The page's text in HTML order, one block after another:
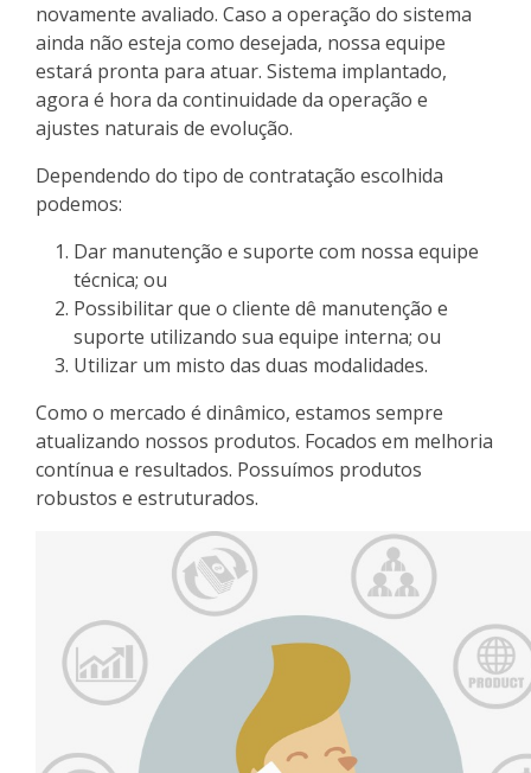
novamente avaliado. Caso a operação do sistema
ainda não esteja como desejada, nossa equipe
estará pronta para atuar. Sistema implantado,
agora é hora da continuidade da operação e
ajustes naturais de evolução.
Dependendo do tipo de contratação escolhida
podemos:
Dar manutenção e suporte com nossa equipe
técnica; ou
Possibilitar que o cliente dê manutenção e
suporte utilizando sua equipe interna; ou
Utilizar um misto das duas modalidades.
Como o mercado é dinâmico, estamos sempre
atualizando nossos produtos. Focados em melhoria
contínua e resultados. Possuímos produtos
robustos e estruturados.